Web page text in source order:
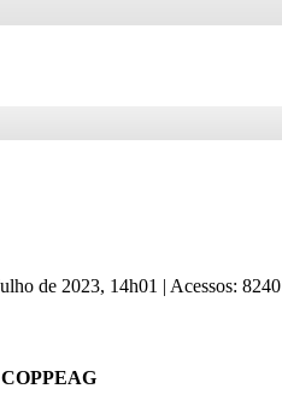
de 2023, 14h01 | Acessos: 8240